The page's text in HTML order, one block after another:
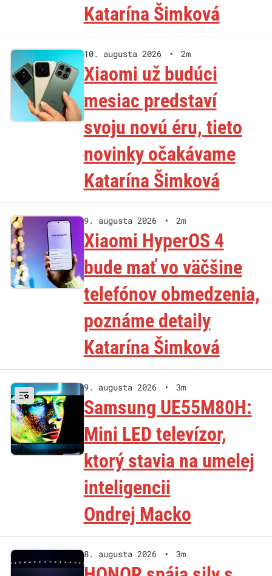
Katarína Šimková
10. augusta 2026 • 2m
Xiaomi už budúci
mesiac predstaví
svoju novú éru, tieto
novinky očakávame
Katarína Šimková
9. augusta 2026 • 2m
Xiaomi HyperOS 4
bude mať vo väčšine
telefónov obmedzenia,
poznáme detaily
Katarína Šimková
9. augusta 2026 • 3m
Samsung UE55M80H:
Mini LED televízor,
ktorý stavia na umelej
inteligencii
Ondrej Macko
8. augusta 2026 • 3m